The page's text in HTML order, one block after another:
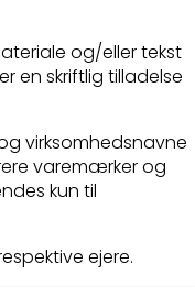
og/eller tekst
en skriftlig tilladelse
virksomhedsnavne
varemærker og
kun til
ejere.